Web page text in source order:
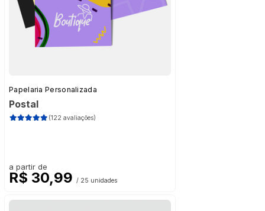
Papelaria Personalizada
Postal
(122 avaliações)
a partir de
R$ 30,99 / 25 unidades